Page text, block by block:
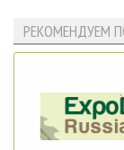
РЕКОМЕНДУЕМ